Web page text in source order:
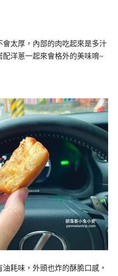
太厚，內部的肉吃起來是多汁
洋蔥一起來會格外的美味唷~
耗味，外頭也炸的酥脆口感，